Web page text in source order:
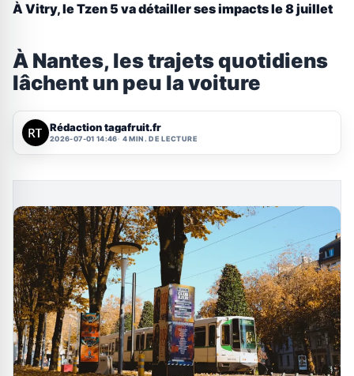
À Vitry, le Tzen 5 va détailler ses impacts le 8 juillet
À Nantes, les trajets quotidiens
lâchent un peu la voiture
Rédaction tagafruit.fr
2026-07-01 14:46 4 MIN. DE LECTURE